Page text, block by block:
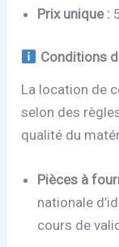
Prix unique :
Conditions
La location de
selon des
qualité du
Pièces à
nationale
cours de